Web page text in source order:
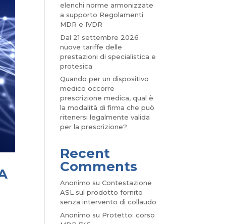
elenchi norme armonizzate
a supporto Regolamenti
MDR e IVDR
Dal 21 settembre 2026
nuove tariffe delle
prestazioni di specialistica e
protesica
Quando per un dispositivo
medico occorre
prescrizione medica, qual è
la modalità di firma che può
ritenersi legalmente valida
per la prescrizione?
Recent
Comments
Anonimo suContestazione
ASL sul prodotto fornito
senza intervento di collaudo
Anonimo su Protetto: corso